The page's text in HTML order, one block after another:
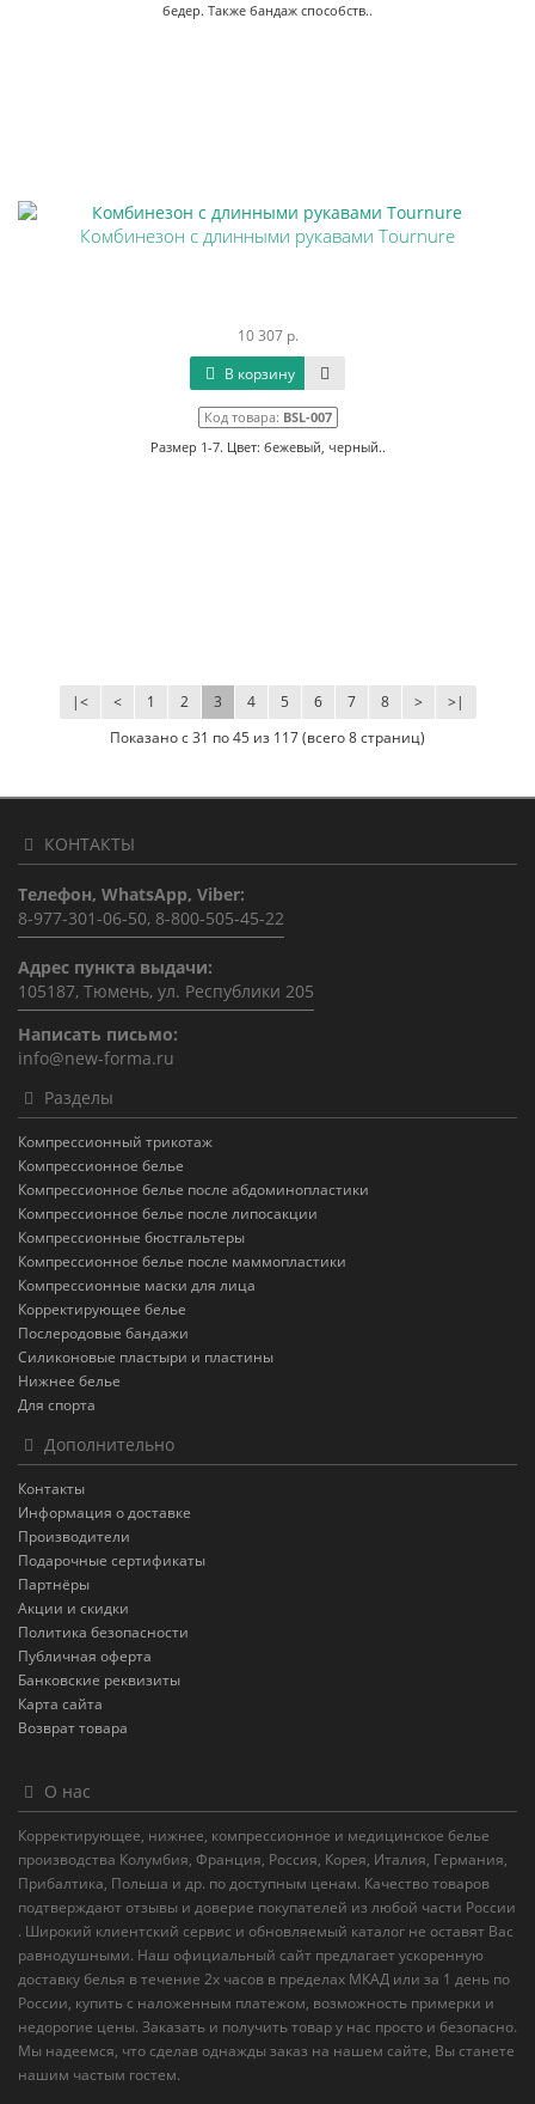
бедер. Также бандаж способств..
Комбинезон с длинными рукавами Tournure
10 307 р.
В корзину
Код товара: BSL-007
Размер 1-7. Цвет: бежевый, черный..
|< < 1 2 3 4 5 6 7 8 > >|
Показано с 31 по 45 из 117 (всего 8 страниц)
КОНТАКТЫ
Телефон, WhatsApp, Viber:
8-977-301-06-50, 8-800-505-45-22
Адрес пункта выдачи:
105187, Тюмень, ул. Республики 205
Написать письмо:
info@new-forma.ru
Разделы
Компрессионный трикотаж
Компрессионное белье
Компрессионное белье после абдоминопластики
Компрессионное белье после липосакции
Компрессионные бюстгальтеры
Компрессионное белье после маммопластики
Компрессионные маски для лица
Корректирующее белье
Послеродовые бандажи
Силиконовые пластыри и пластины
Нижнее белье
Для спорта
Дополнительно
Контакты
Информация о доставке
Производители
Подарочные сертификаты
Партнёры
Акции и скидки
Политика безопасности
Публичная оферта
Банковские реквизиты
Карта сайта
Возврат товара
О нас
Корректирующее, нижнее, компрессионное и медицинское белье
производства Колумбия, Франция, Россия, Корея, Италия, Германия,
Прибалтика, Польша и др. по доступным ценам. Качество товаров
подтверждают отзывы и доверие покупателей из любой части России
. Широкий клиентский сервис и обновляемый каталог не оставят Вас
равнодушными. Наш официальный сайт предлагает ускоренную
доставку белья в течение 2х часов в пределах МКАД или за 1 день по
России, купить с наложенным платежом, возможность примерки и
недорогие цены. Заказать и получить товар у нас просто и безопасно.
Мы надеемся, что сделав однажды заказ на нашем сайте, Вы станете
нашим частым гостем.